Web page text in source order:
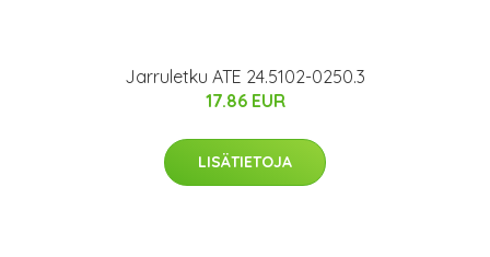
Jarruletku ATE 24.5102-0250.3
17.86 EUR
LISÄTIETOJA